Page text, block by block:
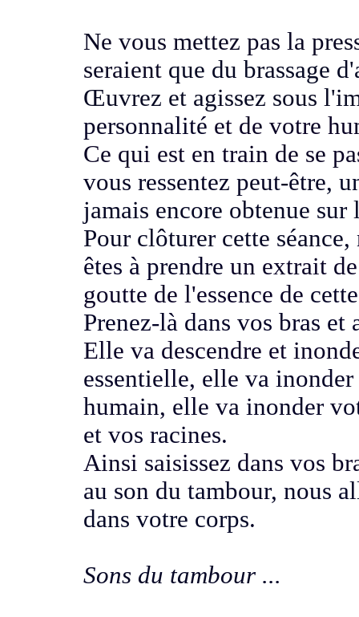
Ne vous mettez pas la
seraient que du brassage
Œuvrez et agissez sous
personnalité et de votre
Ce qui est en train de se
vous ressentez peut-être,
jamais encore obtenue sur
Pour clôturer cette séance,
êtes à prendreun extrait
goutte de l'essence de
Prenez-là dans vos bras
Elle va descendre et
essentielle, elle va
humain, elle va inonder
et vos racines.
Ainsi saisissez dans vos
au son du tambour, nous
dans votre corps.
Sons du tambour ...